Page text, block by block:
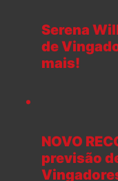
Serena
de
mais!
NOVO
previsão